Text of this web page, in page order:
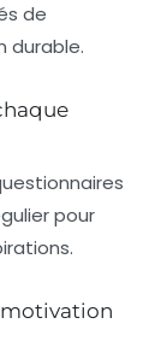
de
durable.
pour
motivation